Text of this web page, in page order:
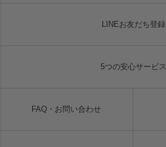
LINEお友だち登録
5つの安心サービス
FAQ・お問い合わせ